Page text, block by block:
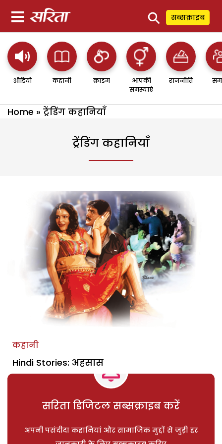
⚲ सब्सक्राइब
ऑडियो कहानी क्राइम
आपकी
समस्याएं
राजनीति
Home » ट्रेंडिंग कहानियाँ
ट्रेंडिंग कहानियाँ
कहानी
Hindi Stories: अहसास
सरिता डिजिटल सब्सक्राइब करें
अपनी पसंदीदा कहानियां और सामाजिक मुद्दों से जुड़ी हर